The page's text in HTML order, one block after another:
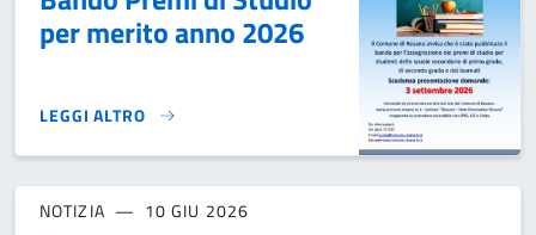
per merito anno 2026
LEGGI ALTRO
BANDO PREMI DI STUDIO PER MERITO ANNO 2026}
NOTIZIA 10 GIU 2026